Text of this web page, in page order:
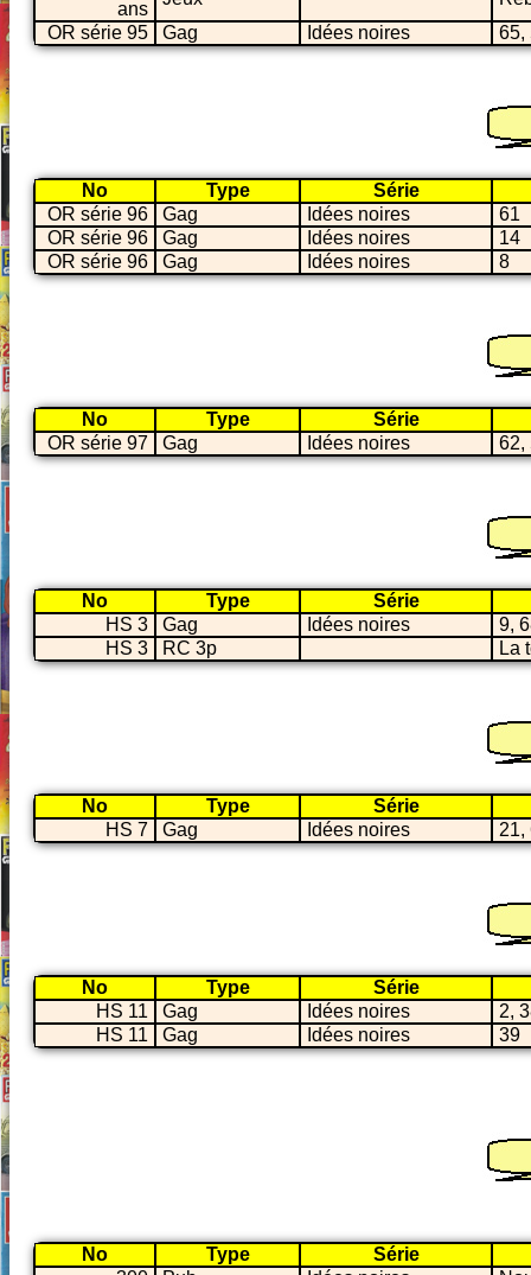
ans
OR série 95
Gag Idées noires 65,
No Type
Série
OR série 96
Gag Idées noires
61
OR série 96
Gag Idées noires
14
OR série 96
Gag Idées noires 8
No Type
Série
OR série 97
Gag Idées noires 62,
No Type
Série
HS 3
Gag Idées noires
9,
HS 3
RC 3p La
No Type
Série
HS 7
Gag Idées noires 21,
No Type
Série
HS 11
Gag Idées noires
2,
HS 11
Gag Idées noires 39
No Type
Série